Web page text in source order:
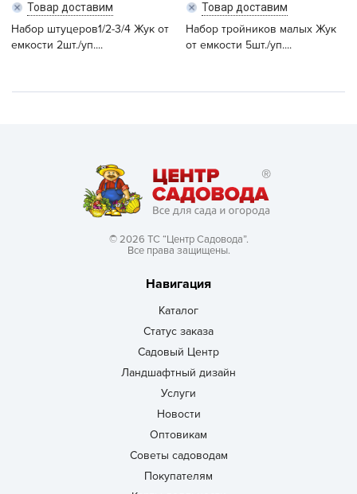
Товар доставим
Набор штуцеров1/2-3/4 Жук от
емкости 2шт./уп....
Товар доставим
Набор тройников малых Жук
от емкости 5шт./уп....
© 2026 ТС “Центр Садовода”.
Все права защищены.
Навигация
Каталог
Статус заказа
Садовый Центр
Ландшафтный дизайн
Услуги
Новости
Оптовикам
Советы садоводам
Покупателям